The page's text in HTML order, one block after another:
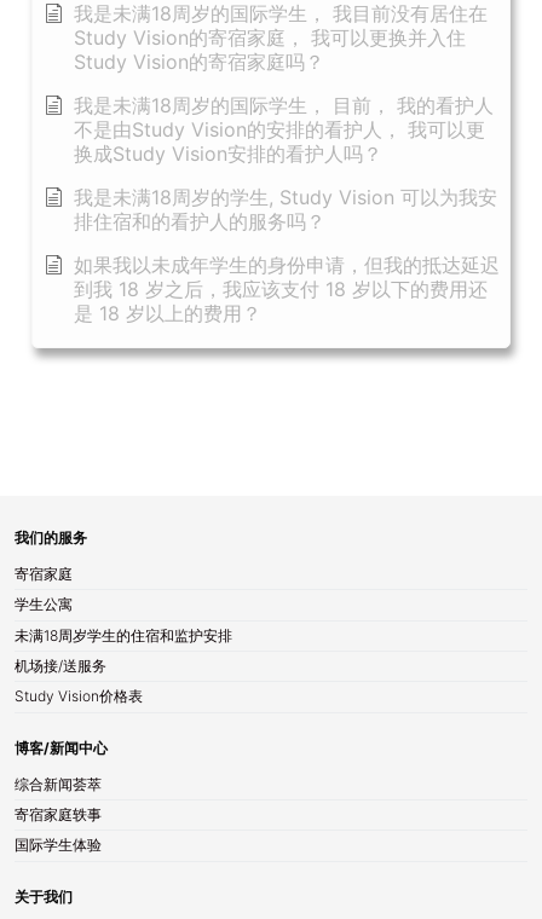
我是未满18周岁的国际学生， 我目前没有居住在
Study Vision的寄宿家庭， 我可以更换并入住
Study Vision的寄宿家庭吗？
我是未满18周岁的国际学生， 目前， 我的看护人
不是由Study Vision的安排的看护人， 我可以更
换成Study Vision安排的看护人吗？
我是未满18周岁的学生, Study Vision 可以为我安
排住宿和的看护人的服务吗？
如果我以未成年学生的身份申请，但我的抵达延迟
到我 18 岁之后，我应该支付 18 岁以下的费用还
是 18 岁以上的费用？
我们的服务
寄宿家庭
学生公寓
未满18周岁学生的住宿和监护安排
机场接/送服务
Study Vision价格表
博客/新闻中心
综合新闻荟萃
寄宿家庭轶事
国际学生体验
关于我们